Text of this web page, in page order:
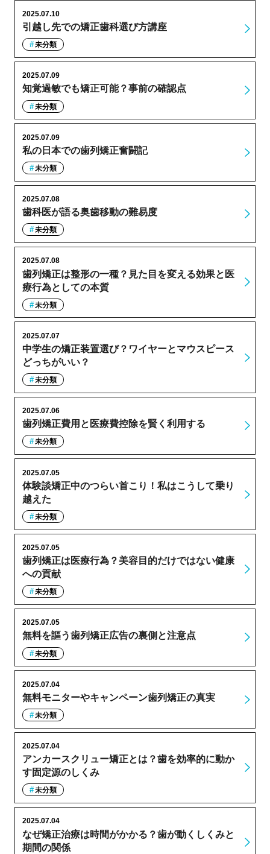
引越し先での矯正歯科選び方講座
2025.07.10
未分類
知覚過敏でも矯正可能？事前の確認点
2025.07.09
未分類
私の日本での歯列矯正奮闘記
2025.07.09
未分類
歯科医が語る奥歯移動の難易度
2025.07.08
未分類
歯列矯正は整形の一種？見た目を変える効果と医
療行為としての本質
2025.07.08
未分類
中学生の矯正装置選び？ワイヤーとマウスピース
どっちがいい？
2025.07.07
未分類
歯列矯正費用と医療費控除を賢く利用する
2025.07.06
未分類
体験談矯正中のつらい首こり！私はこうして乗り
越えた
2025.07.05
未分類
歯列矯正は医療行為？美容目的だけではない健康
への貢献
2025.07.05
未分類
無料を謳う歯列矯正広告の裏側と注意点
2025.07.05
未分類
無料モニターやキャンペーン歯列矯正の真実
2025.07.04
未分類
アンカースクリュー矯正とは？歯を効率的に動か
す固定源のしくみ
2025.07.04
未分類
なぜ矯正治療は時間がかかる？歯が動くしくみと
期間の関係
2025.07.04